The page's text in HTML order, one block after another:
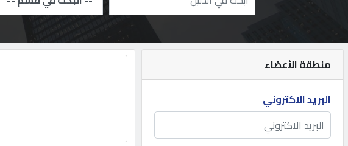
اعلانك
مطلوب
طلب
منطقة الأعضاء
البريد الاكتروني